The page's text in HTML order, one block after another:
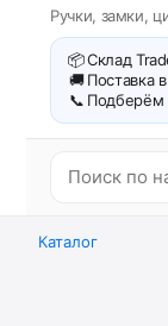
Ручки, замки,
📦Склад
🚚 Поставка
📞 Подберём
Каталог